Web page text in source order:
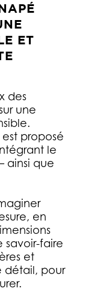
ET
des
une
proposé
le
ainsi que
en
savoir-faire
et
détail, pour